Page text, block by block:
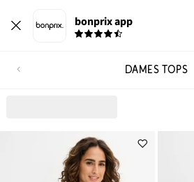
bonprix app
DAMES TOPS